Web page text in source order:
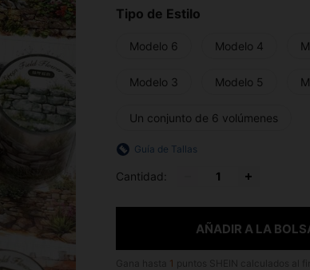
Tipo de Estilo
Modelo 6 Modelo 4
Modelo 3 Modelo 5
Un conjunto de 6 volúmenes
Guía de Tallas
Cantidad:
AÑADIR A LA
1